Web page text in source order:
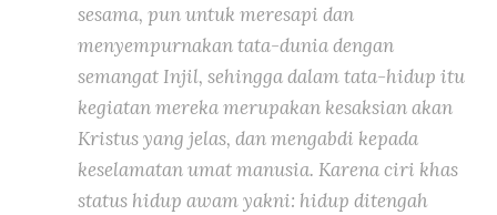
sesama, pun untuk meresapi dan
menyempurnakan tata-dunia dengan
semangat Injil, sehingga dalam tata-hidup itu
kegiatan mereka merupakan kesaksian akan
Kristus yang jelas, dan mengabdi kepada
keselamatan umat manusia. Karena ciri khas
status hidup awam yakni: hidup ditengah